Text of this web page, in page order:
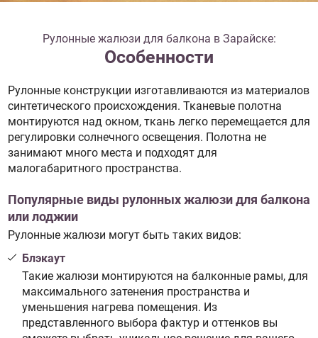
Рулонные жалюзи для балкона в Зарайске:
Особенности
Рулонные конструкции изготавливаются из материалов
синтетического происхождения. Тканевые полотна
монтируются над окном, ткань легко перемещается для
регулировки солнечного освещения. Полотна не
занимают много места и подходят для
малогабаритного пространства.
Популярные виды рулонных жалюзи для балкона
или лоджии
Рулонные жалюзи могут быть таких видов:
Блэкаут
Такие жалюзи монтируются на балконные рамы, для
максимального затенения пространства и
уменьшения нагрева помещения. Из
представленного выбора фактур и оттенков вы